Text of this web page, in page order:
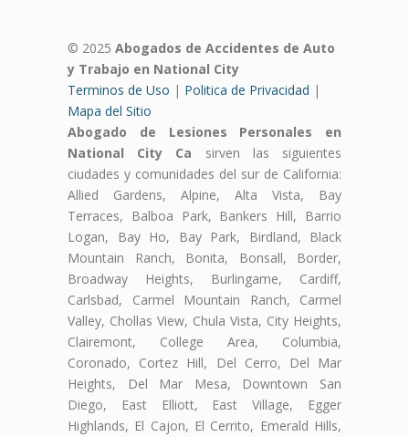
© 2025 Abogados de Accidentes de Auto
y Trabajo en National City
Terminos de Uso | Politica de Privacidad |
Mapa del Sitio
Abogado de Lesiones Personales en
National City Ca sirven las siguientes
ciudades y comunidades del sur de California:
Allied Gardens, Alpine, Alta Vista, Bay
Terraces, Balboa Park, Bankers Hill, Barrio
Logan, Bay Ho, Bay Park, Birdland, Black
Mountain Ranch, Bonita, Bonsall, Border,
Broadway Heights, Burlingame, Cardiff,
Carlsbad, Carmel Mountain Ranch, Carmel
Valley, Chollas View, Chula Vista, City Heights,
Clairemont, College Area, Columbia,
Coronado, Cortez Hill, Del Cerro, Del Mar
Heights, Del Mar Mesa, Downtown San
Diego, East Elliott, East Village, Egger
Highlands, El Cajon, El Cerrito, Emerald Hills,